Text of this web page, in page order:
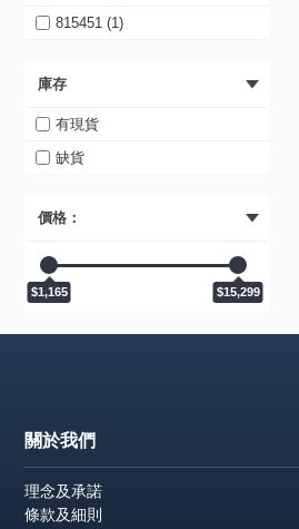
815451 (1)
818222 (1)
820095 (1)
ALINE 1500 書檯 (1)
(1)
(1)
CAFFE 600 電腦檯 (1)
CAFFE 900 電腦檯 (1)
FINN 1500 書檯 (1)
FINN 1600 書檯 (1)
FINN 1800 書檯 (1)
庫存
有現貨
缺貨
價格：
$1,165 $15,299
關於我們
理念及承諾
條款及細則